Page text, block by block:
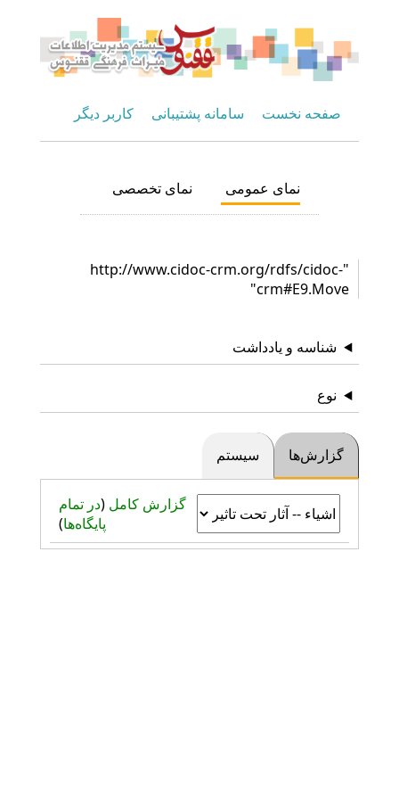
صفحه نخست سامانه پشتیبانی کاربر دیگر
نمای عمومی نمای تخصصی
"http://www.cidoc-crm.org/rdfs/cidoc-
crm#E9.Move"
شناسه و یادداشت
نوع
گزارش‌ها سیستم
گزارش کامل (در تمام
پایگاه‌ها)